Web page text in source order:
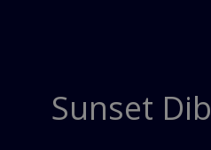
Sunset